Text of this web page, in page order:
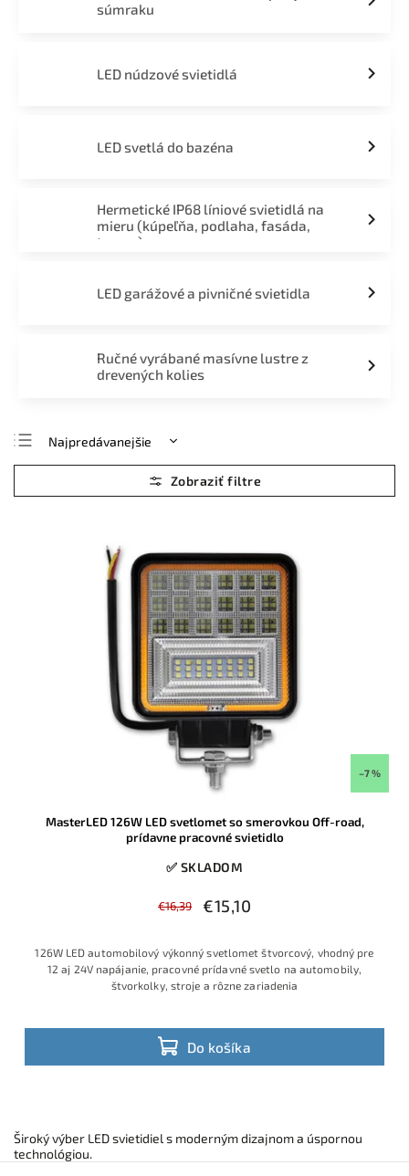
súmraku
LED núdzové svietidlá
LED svetlá do bazéna
Hermetické IP68 líniové svietidlá na
mieru (kúpeľňa, podlaha, fasáda,
terasa)
LED garážové a pivničné svietidla
Ručné vyrábané masívne lustre z
drevených kolies
Najpredávanejšie
Najlacnejšie
Najdrahšie
–7 %
MasterLED 126W LED svetlomet so smerovkou Off-road,
prídavne pracovné svietidlo
✅ SKLADOM
€16,39 €15,10
Do košíka
126W LED automobilový výkonný svetlomet štvorcový, vhodný pre
12 aj 24V napájanie, pracovné prídavné svetlo na automobily,
štvorkolky, stroje a rôzne zariadenia
Široký výber LED svietidiel s moderným dizajnom a úspornou
technológiou.